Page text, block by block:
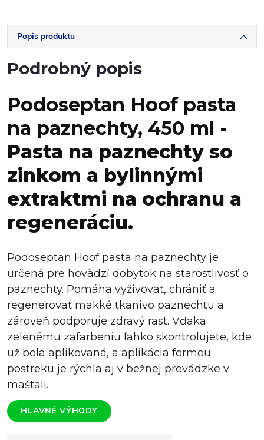
Popis produktu
Podrobný popis
Podoseptan Hoof pasta
na paznechty, 450 ml -
Pasta na paznechty so
zinkom a bylinnými
extraktmi na ochranu a
regeneráciu.
Podoseptan Hoof pasta na paznechty je
určená pre hovädzí dobytok na starostlivosť o
paznechty. Pomáha vyživovať, chrániť a
regenerovať mäkké tkanivo paznechtu a
zároveň podporuje zdravý rast. Vďaka
zelenému zafarbeniu ľahko skontrolujete, kde
už bola aplikovaná, a aplikácia formou
postreku je rýchla aj v bežnej prevádzke v
maštali.
HLAVNÉ VÝHODY